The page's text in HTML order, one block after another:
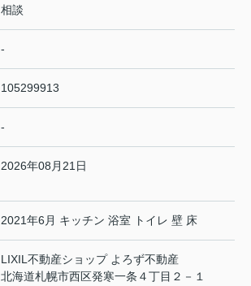
相談
-
105299913
-
2026年08月21日
2021年6月 キッチン 浴室 トイレ 壁 床
LIXIL不動産ショップ よろず不動産
北海道札幌市西区発寒一条４丁目２－１